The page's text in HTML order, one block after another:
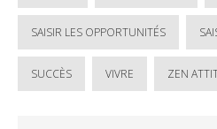
SAISIR LES OPPORTUNITÉS
SUCCÈS VIVRE ZEN